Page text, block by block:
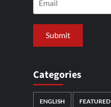
Categories
ENGLISH FEATURED